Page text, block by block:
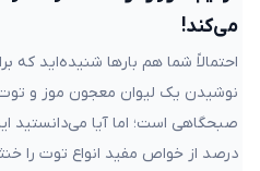
می‌کند!
احتمالاً شما هم بارها شنیده‌اید که
نوشیدن یک لیوان معجون موز و
درصد از خواص مفید انواع توت‌ را